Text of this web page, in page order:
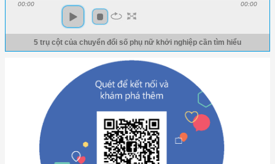
00:00 00:00
5 trụ cột của chuyển đổi số phụ nữ khởi nghiệp cần tìm hiểu